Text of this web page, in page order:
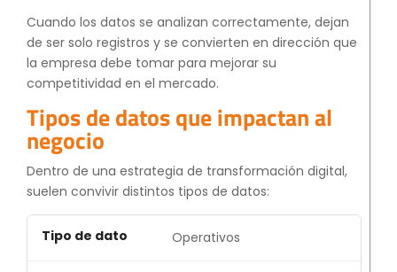
Cuando los datos se analizan correctamente, dejan
de ser solo registros y se convierten en dirección que
la empresa debe tomar para mejorar su
competitividad en el mercado.
Tipos de datos que impactan al
negocio
Dentro de una estrategia de transformación digital,
suelen convivir distintos tipos de datos:
Operativos